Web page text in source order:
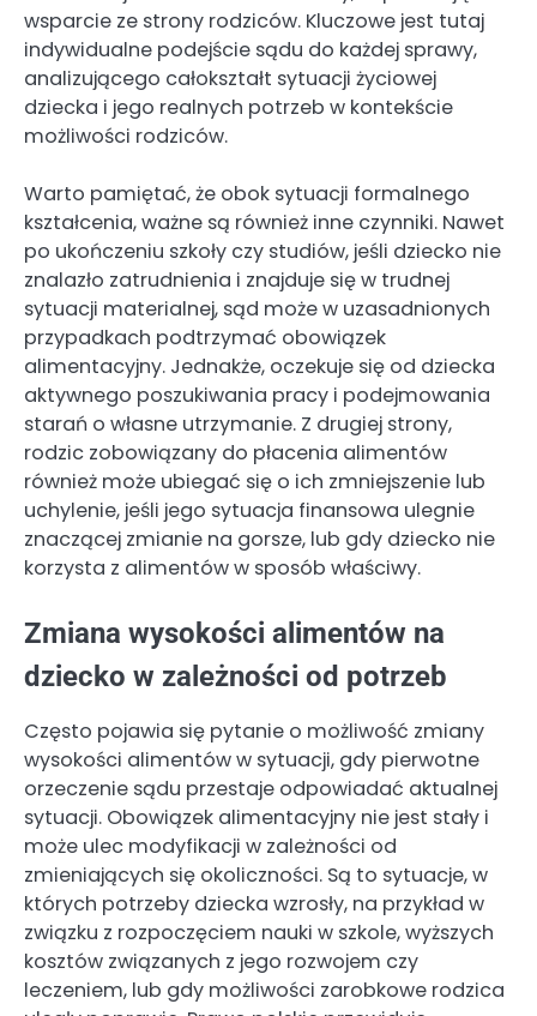
wsparcie ze strony rodziców. Kluczowe jest tutaj
indywidualne podejście sądu do każdej sprawy,
analizującego całokształt sytuacji życiowej
dziecka i jego realnych potrzeb w kontekście
możliwości rodziców.
Warto pamiętać, że obok sytuacji formalnego
kształcenia, ważne są również inne czynniki. Nawet
po ukończeniu szkoły czy studiów, jeśli dziecko nie
znalazło zatrudnienia i znajduje się w trudnej
sytuacji materialnej, sąd może w uzasadnionych
przypadkach podtrzymać obowiązek
alimentacyjny. Jednakże, oczekuje się od dziecka
aktywnego poszukiwania pracy i podejmowania
starań o własne utrzymanie. Z drugiej strony,
rodzic zobowiązany do płacenia alimentów
również może ubiegać się o ich zmniejszenie lub
uchylenie, jeśli jego sytuacja finansowa ulegnie
znaczącej zmianie na gorsze, lub gdy dziecko nie
korzysta z alimentów w sposób właściwy.
Zmiana wysokości alimentów na
dziecko w zależności od potrzeb
Często pojawia się pytanie o możliwość zmiany
wysokości alimentów w sytuacji, gdy pierwotne
orzeczenie sądu przestaje odpowiadać aktualnej
sytuacji. Obowiązek alimentacyjny nie jest stały i
może ulec modyfikacji w zależności od
zmieniających się okoliczności. Są to sytuacje, w
których potrzeby dziecka wzrosły, na przykład w
związku z rozpoczęciem nauki w szkole, wyższych
kosztów związanych z jego rozwojem czy
leczeniem, lub gdy możliwości zarobkowe rodzica